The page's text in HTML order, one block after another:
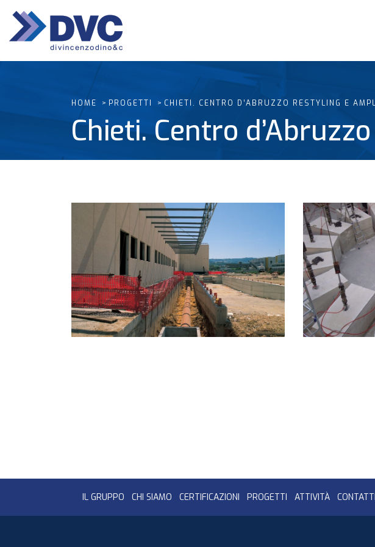
HOME PROGETTI CHIETI. CENTRO D’ABRUZZO RESTYLING E
Chieti. Centro
IL GRUPPO CHI SIAMO CERTIFICAZIONI PROGETTI ATTIVITÀ CONTATTI